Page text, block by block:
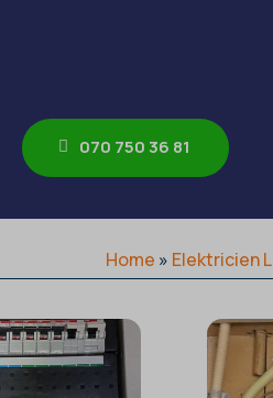
070 750 36 81
Home » Elektricien